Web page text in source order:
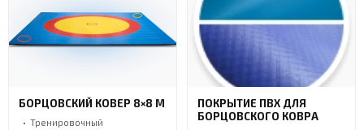
БОРЦОВСКИЙ КОВЕР 8×8 М
Тренировочный
ПОКРЫТИЕ ПВХ ДЛЯ
БОРЦОВСКОГО КОВРА